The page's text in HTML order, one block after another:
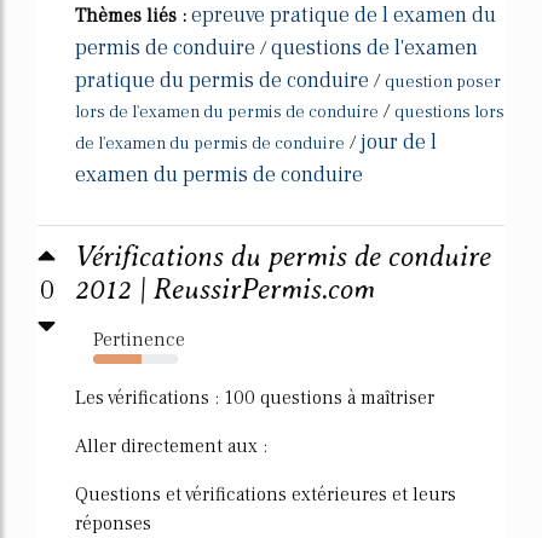
Thèmes liés : epreuve pratique de l examen du
permis de conduire /questions de l'examen
pratique du permis de conduire / question poser
lors de l'examen du permis de conduire / questions lors
de l'examen du permis de conduire /jour de l
examen du permis de conduire
0
Vérifications du permis de conduire
2012 | ReussirPermis.com
Pertinence
57%
Les vérifications : 100 questions à maîtriser
Aller directement aux :
Questions et vérifications extérieures et leurs
réponses